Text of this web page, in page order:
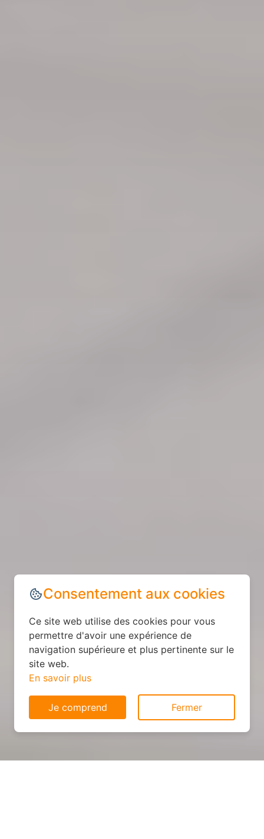
Consentement aux cookies
Ce site web utilise des cookies pour vous
permettre d'avoir une expérience de
navigation supérieure et plus pertinente sur le
site web.
En savoir plus
Je comprend Fermer